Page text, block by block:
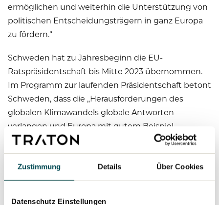
Zustimmung Details Über Cookies
Datenschutz Einstellungen
ermöglichen und weiterhin die Unterstützung von
politischen Entscheidungsträgern in ganz Europa
zu fördern.“
Schweden hat zu Jahresbeginn die EU-
Ratspräsidentschaft bis Mitte 2023 übernommen.
Im Programm zur laufenden Präsidentschaft betont
Schweden, dass die „Herausforderungen des
globalen Klimawandels globale Antworten
verlangen und Europa mit gutem Beispiel
vorangehen muss.“ Damit steht auch die
Zielerreichung des Europäischen Green Deals,
Europa bis 2050 zum ersten klimaneutralen
Kontinent zu machen und die